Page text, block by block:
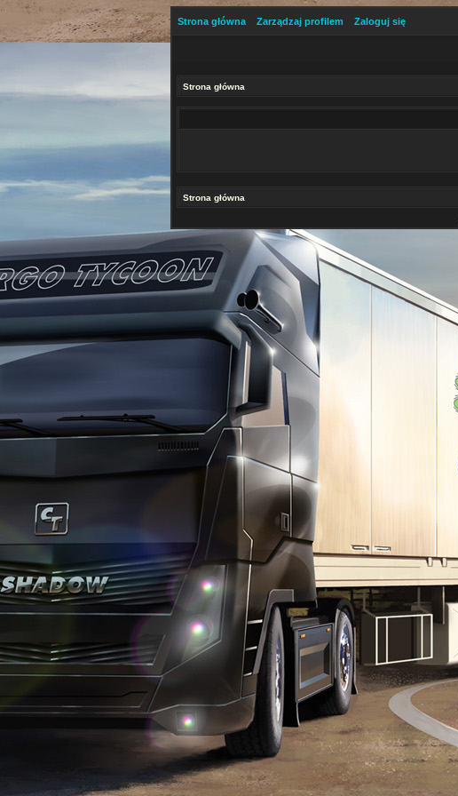
Strona główna Zarządzaj profilem Zaloguj się
Strona główna
Strona główna